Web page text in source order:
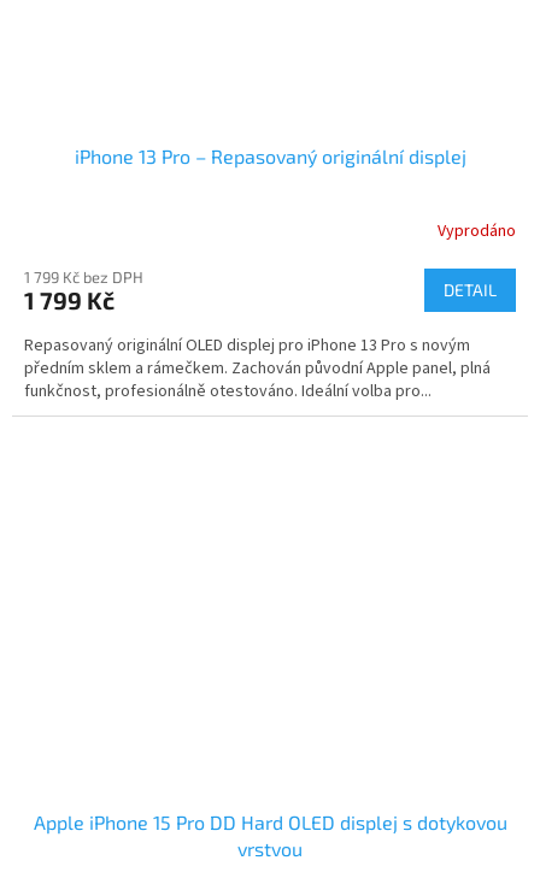
iPhone 13 Pro – Repasovaný originální displej
Vyprodáno
1 799 Kč bez DPH
1 799 Kč DETAIL
Repasovaný originální OLED displej pro iPhone 13 Pro s novým
předním sklem a rámečkem. Zachován původní Apple panel, plná
funkčnost, profesionálně otestováno. Ideální volba pro...
Apple iPhone 15 Pro DD Hard OLED displej s dotykovou
vrstvou